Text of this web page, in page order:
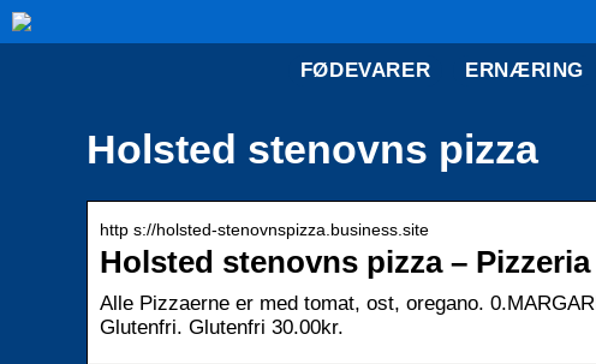
FØDEVARER ERNÆRING
Holsted stenovns pizza
http s://holsted-stenovnspizza.business.site
Holsted stenovns pizza –
Alle Pizzaerne er med tomat, ost, oregano.
Glutenfri. Glutenfri 30.00kr.